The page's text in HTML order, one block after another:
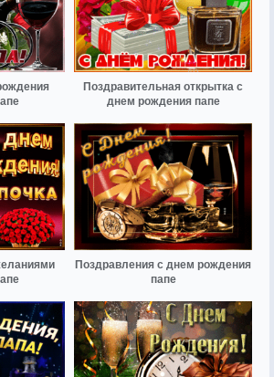
Поздравительная открытка с
днем рождения папе
Поздравления с днем рождения
папе